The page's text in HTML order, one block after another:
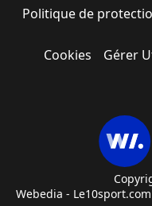
Politique de
Cookies Gérer
Webedia -